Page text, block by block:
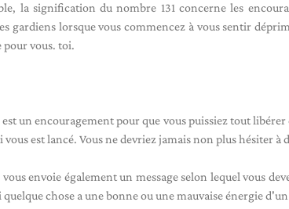
la signification du nombre 131 concerne les
gardiens lorsque vous commencez à vous sentir
vous. toi.
est un encouragement pour que vous puissiez tout
est lancé. Vous ne devriez jamais non plus hésiter à
vous envoie également un message selon lequel vous
quelque chose a une bonne ou une mauvaise énergie